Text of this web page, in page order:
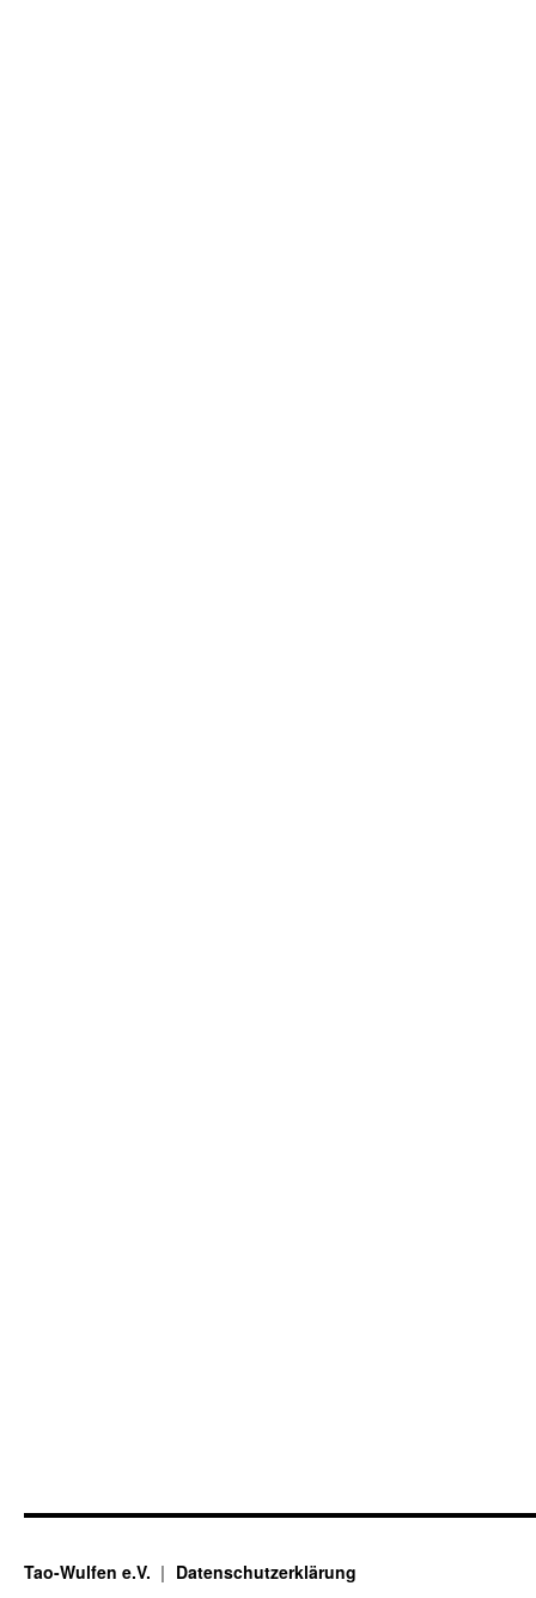
Tao-Wulfen e.V. Datenschutzerklärung